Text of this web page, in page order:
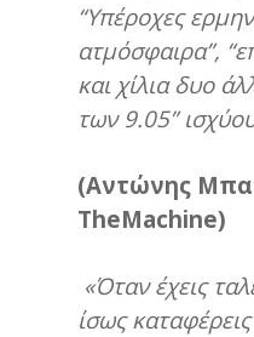
“Υπέροχες
ατμόσφαιρα”,
και χίλια δυο
των 9.05”
(Αντώνης
TheMachine)
«Όταν έχεις
ίσως